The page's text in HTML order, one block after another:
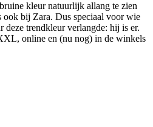
kleur natuurlijk allang te zien
ook bij Zara. Dus speciaal voor wie
deze trendkleur verlangde: hij is er.
online en (nu nog) in de winkels